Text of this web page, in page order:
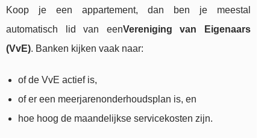
Koop je een appartement, dan ben je meestal
automatisch lid van eenVereniging van Eigenaars
(VvE). Banken kijken vaak naar:
of de VvE actief is,
of er een meerjarenonderhoudsplan is, en
hoe hoog de maandelijkse servicekosten zijn.